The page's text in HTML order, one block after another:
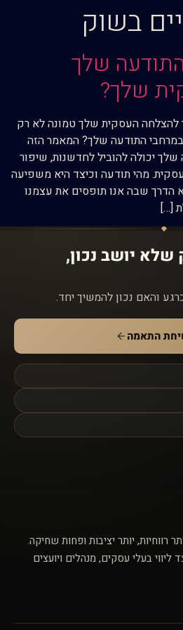
בשוק
שלך
שלך?
העסקית שלך טמונה לא רק
במרחבי התודעה שלך? המאמר הזה
יכולה להוביל לחדשנות, שיפור
מהי תודעה וכיצד היא משפיעה
שבה אנו תופסים את עצמנו
[…]
יושב נכון,
התאמה
רווחיות, יותר יציבות ופחות שחיקה.
ליווי בעלי עסקים, מנהלים ויועצים